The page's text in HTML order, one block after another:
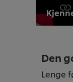
Den
Lenge